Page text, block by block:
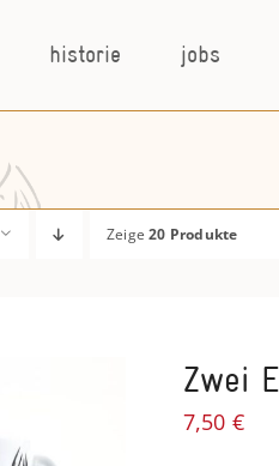
historie jobs
Zeige20 Produkte
Zwei
7,50 €